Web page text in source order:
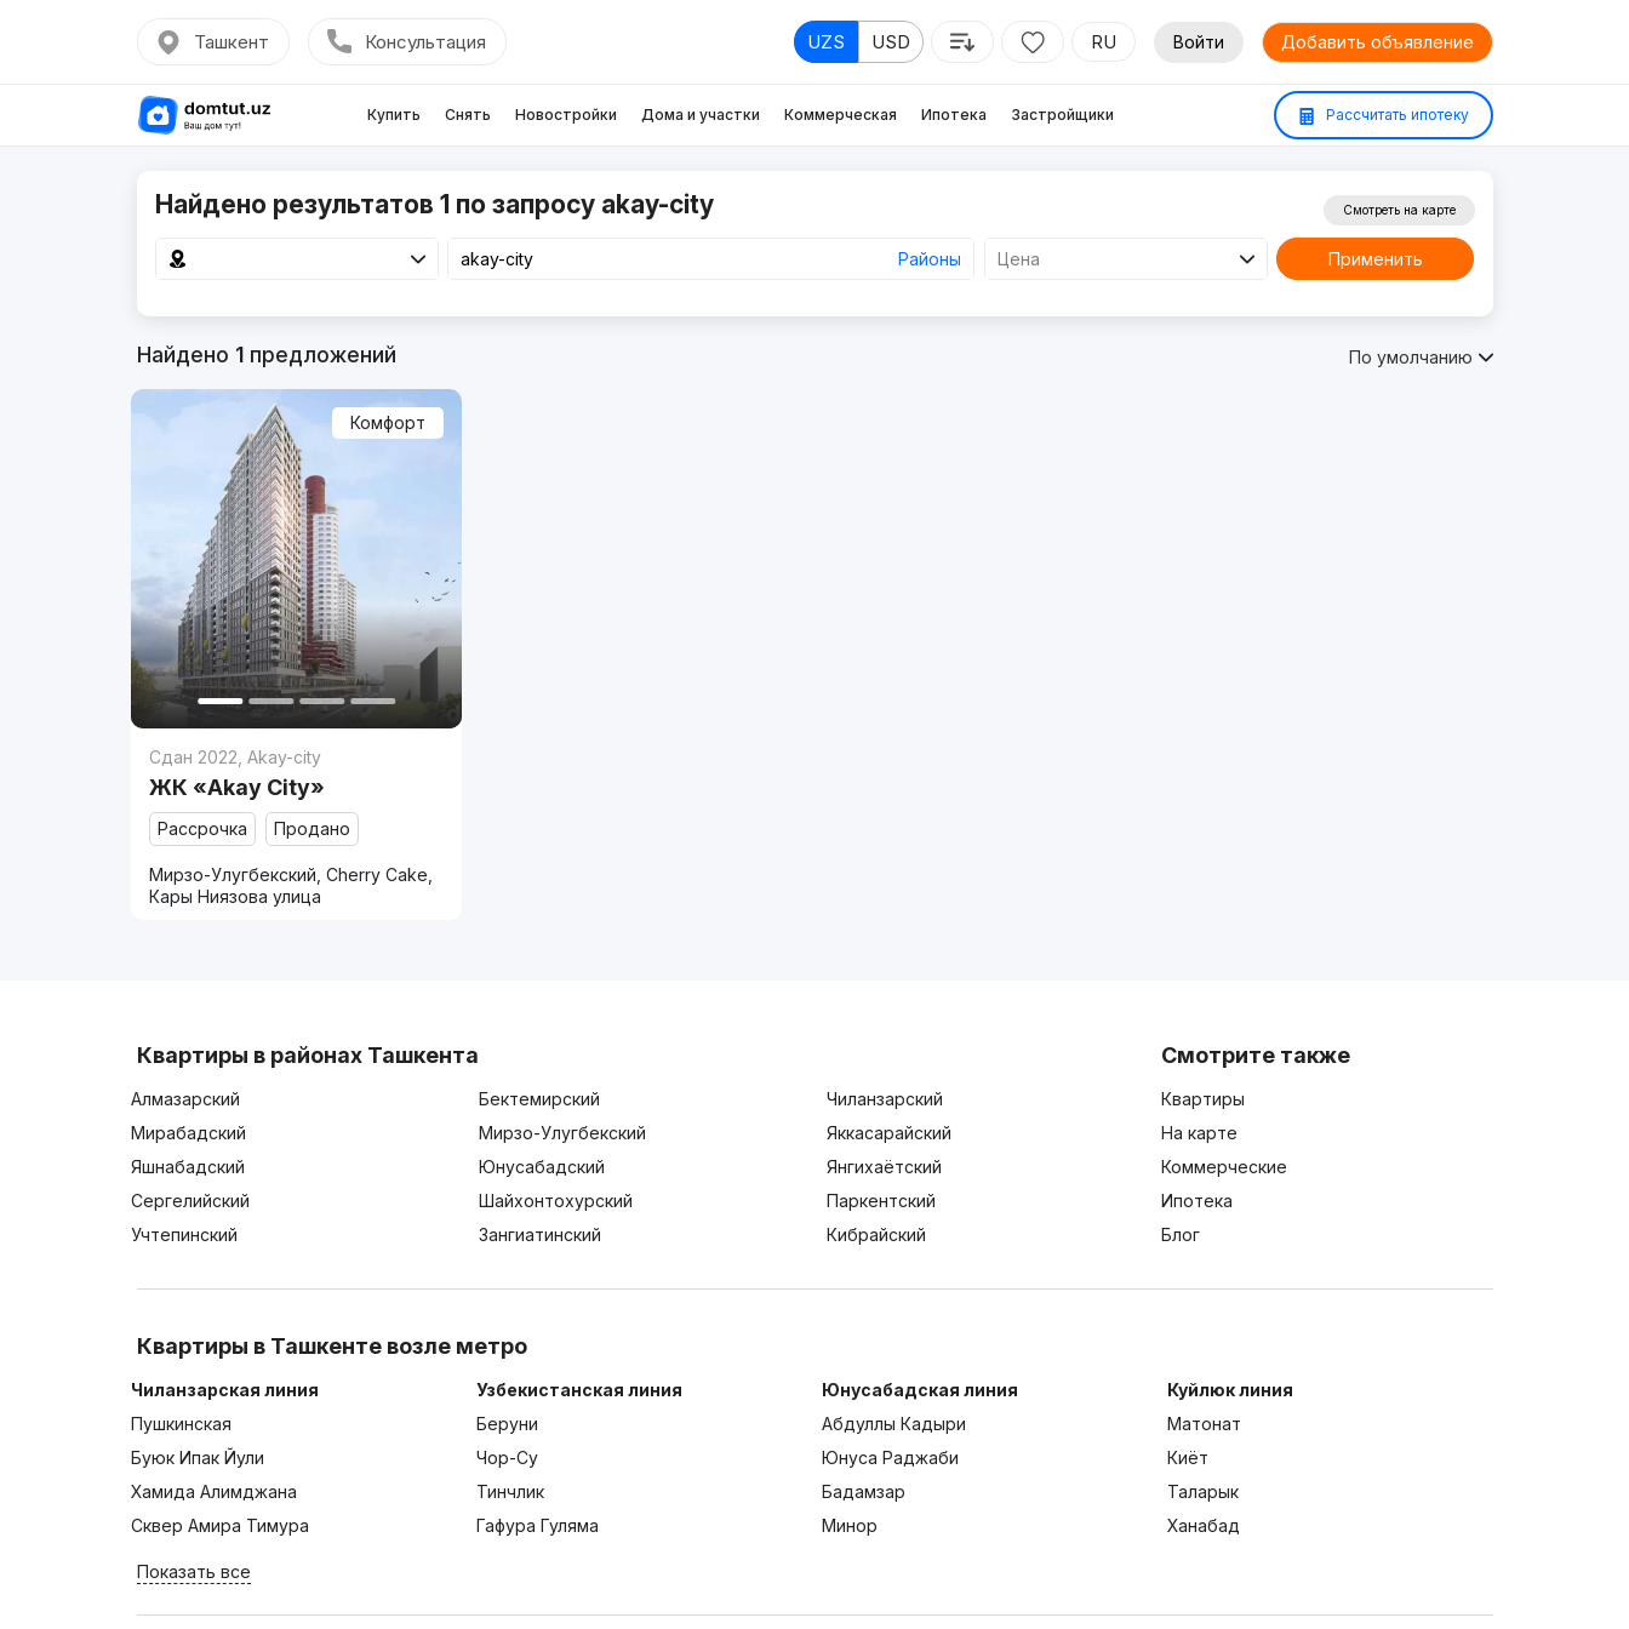
Ташкент Консультация UZS USD RU Войти Добавить объявление
Купить Снять Новостройки Дома и участки Коммерческая Ипотека Застройщики Рассчитать ипотеку
Найдено результатов 1 по запросу akay-city
Районы Цена
Смотреть на карте
Применить
Найдено 1предложений По умолчанию
Комфорт
Сдан 2022 ,Akay-city
ЖК «Akay City»
Рассрочка Продано
Мирзо-Улугбекский, Cherry Cake,
Кары Ниязова улица
Квартиры в районах Ташкента
Алмазарский Бектемирский
Чиланзарский
Мирабадский
Мирзо-Улугбекский
Яккасарайский
Яшнабадский
Юнусабадский
Янгихаётский
Сергелийский
Шайхонтохурский
Паркентский
Учтепинский
Зангиатинский Кибрайский
Смотрите также
Квартиры
На карте
Коммерческие
Ипотека
Блог
Квартиры в Ташкенте возле метро
Чиланзарская линия
Пушкинская
Буюк Ипак Йули
Хамида Алимджана
Сквер Амира Тимура
Узбекистанская линия
Беруни
Чор-Су
Тинчлик
Гафура Гуляма
Юнусабадская линия
Абдуллы Кадыри
Юнуса Раджаби
Бадамзар
Минор
Куйлюк линия
Матонат
Киёт
Таларык
Ханабад
Показать все